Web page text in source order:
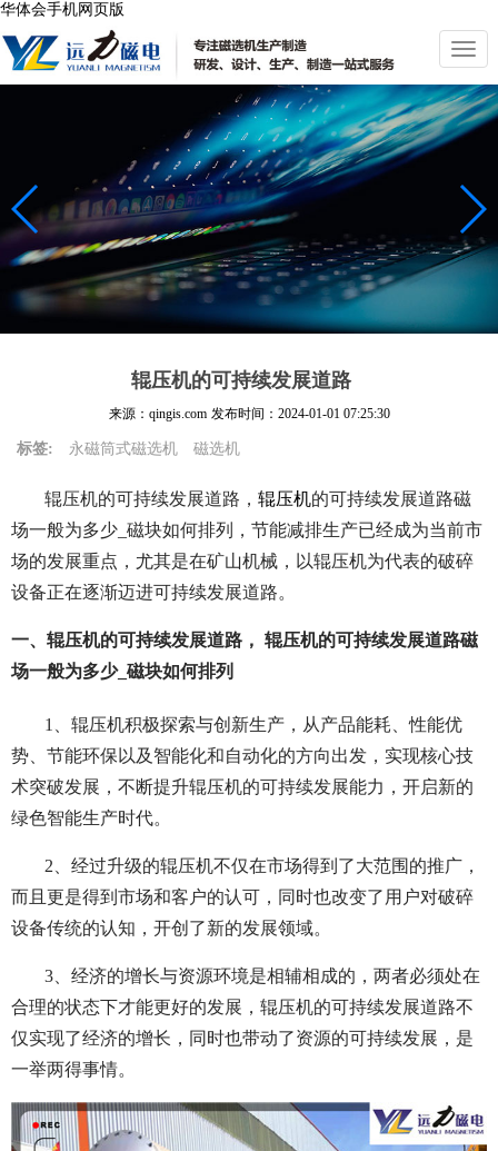
华体会手机网页版
切
换
导
航
辊压机的可持续发展道路
来源：qingis.com 发布时间： 2024-01-01 07:25:30
标签: 永磁筒式磁选机 磁选机
辊压机的可持续发展道路， 辊压机的可持续发展道路磁
场一般为多少_磁块如何排列，节能减排生产已经成为当前市
场的发展重点，尤其是在矿山机械，以辊压机为代表的破碎
设备正在逐渐迈进可持续发展道路。
一、辊压机的可持续发展道路， 辊压机的可持续发展道路磁
场一般为多少_磁块如何排列
1、辊压机积极探索与创新生产，从产品能耗、性能优
势、节能环保以及智能化和自动化的方向出发，实现核心技
术突破发展，不断提升辊压机的可持续发展能力，开启新的
绿色智能生产时代。
2、经过升级的辊压机不仅在市场得到了大范围的推广，
而且更是得到市场和客户的认可，同时也改变了用户对破碎
设备传统的认知，开创了新的发展领域。
3、经济的增长与资源环境是相辅相成的，两者必须处在
合理的状态下才能更好的发展，辊压机的可持续发展道路不
仅实现了经济的增长，同时也带动了资源的可持续发展，是
一举两得事情。